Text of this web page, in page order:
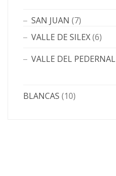
SAN JUAN (7)
VALLE DE SILEX(6)
VALLE DEL PEDERNAL
BLANCAS (10)